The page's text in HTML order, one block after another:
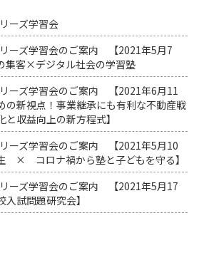
ーズ学習会
ーズ学習会のご案内 【2021年5月7
集客×デジタル社会の学習塾
ーズ学習会のご案内 【2021年6月11
新視点！事業継承にも有利な不動産戦
収益向上の新方程式】
ーズ学習会のご案内 【2021年5月10
× コロナ禍から塾と子どもを守る】
ーズ学習会のご案内 【2021年5月17
試問題研究会】